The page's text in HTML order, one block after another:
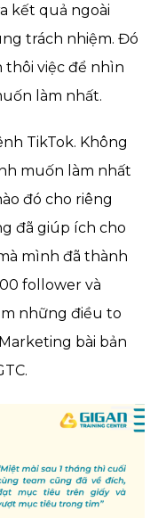
kết quả ngoài
trách nhiệm. Đó
việc để nhìn
làm nhất.
TikTok. Không
muốn làm nhất
đó cho riêng
đã giúp ích cho
mình đã thành
follower và
những điều to
bài bản